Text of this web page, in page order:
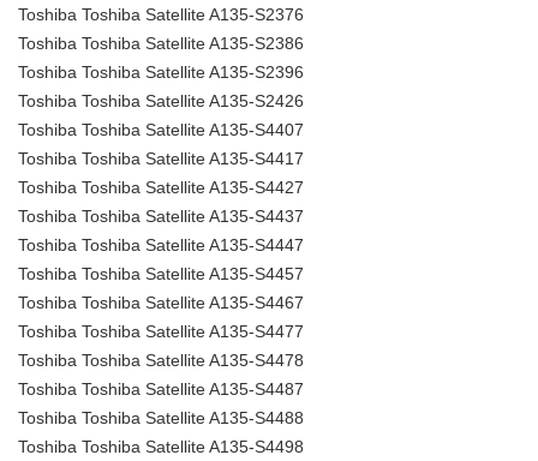
Toshiba Toshiba Satellite A135-S2376
Toshiba Toshiba Satellite A135-S2386
Toshiba Toshiba Satellite A135-S2396
Toshiba Toshiba Satellite A135-S2426
Toshiba Toshiba Satellite A135-S4407
Toshiba Toshiba Satellite A135-S4417
Toshiba Toshiba Satellite A135-S4427
Toshiba Toshiba Satellite A135-S4437
Toshiba Toshiba Satellite A135-S4447
Toshiba Toshiba Satellite A135-S4457
Toshiba Toshiba Satellite A135-S4467
Toshiba Toshiba Satellite A135-S4477
Toshiba Toshiba Satellite A135-S4478
Toshiba Toshiba Satellite A135-S4487
Toshiba Toshiba Satellite A135-S4488
Toshiba Toshiba Satellite A135-S4498